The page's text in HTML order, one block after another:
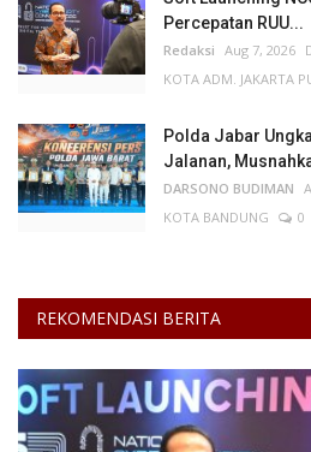
Percepatan RUU...
Redaksi Aug 7, 2026
KOTA ADM. JAKARTA
Polda Jabar
Jalanan,
DARSONO BUDIMAN
KOTA BANDUNG
0
REKOMENDASI BERITA